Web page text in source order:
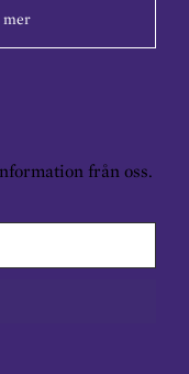
från oss.
mer